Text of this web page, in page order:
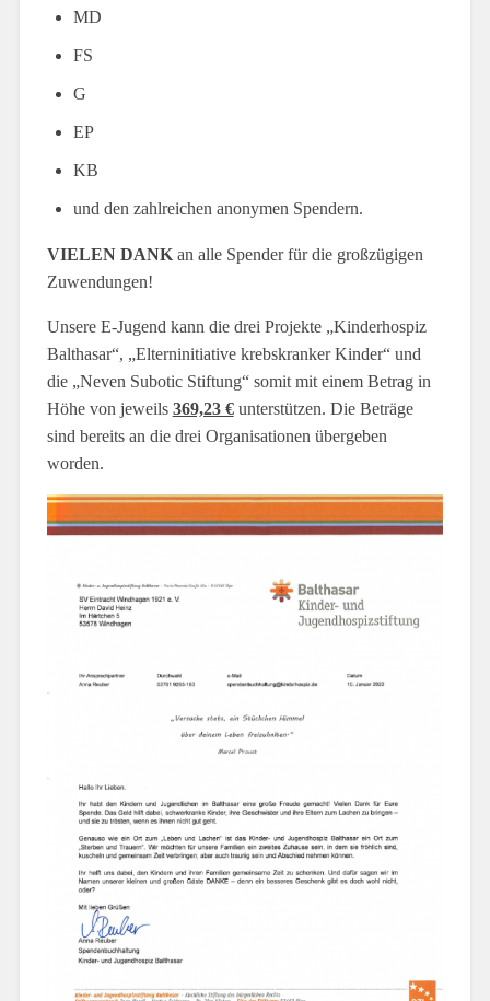
MD
FS
G
EP
KB
und den zahlreichen anonymen Spendern.
VIELEN DANKan alle Spender für die großzügigen
Zuwendungen!
Unsere E-Jugend kann die drei Projekte „Kinderhospiz
Balthasar“, „Elterninitiative krebskranker Kinder“ und
die „Neven Subotic Stiftung“ somit mit einem Betrag in
Höhe von jeweils 369,23 €unterstützen. Die Beträge
sind bereits an die drei Organisationen übergeben
worden.